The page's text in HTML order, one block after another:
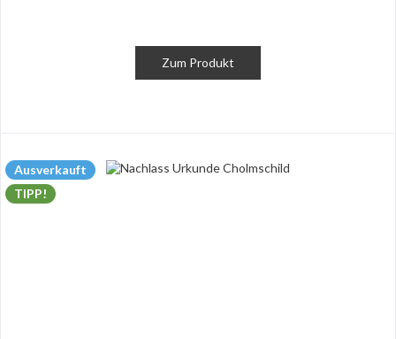
Zum Produkt
Ausverkauft
TIPP!